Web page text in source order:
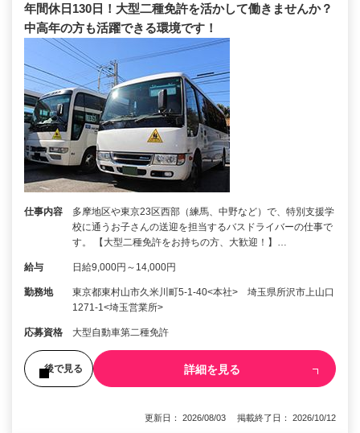
年間休日130日！大型二種免許を活かして働きませんか？
中高年の方も活躍できる環境です！
仕事内容
多摩地区や東京23区西部（練馬、中野など）で、特別支援学
校に通うお子さんの送迎を担当するバスドライバーの仕事で
す。 【大型二種免許をお持ちの方、大歓迎！】…
給与 日給9,000円～14,000円
勤務地
東京都東村山市久米川町5-1-40<本社> 埼玉県所沢市上山口
1271-1<埼玉営業所>
応募資格 大型自動車第二種免許
後で見る 詳細を見る
更新日： 2026/08/03 掲載終了日： 2026/10/12